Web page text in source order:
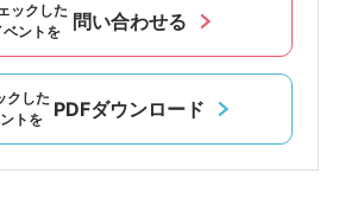
ックした
ベントを
問い合わせる
クした
トを
PDFダウンロード